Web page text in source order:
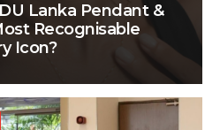
Lanka Pendant &
Recognisable
Icon?